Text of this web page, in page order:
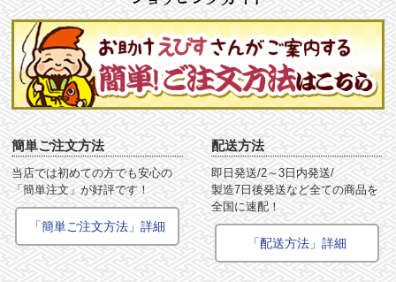
簡単ご注文方法
当店では初めての方でも安心の
「簡単注文」が好評です！
「簡単ご注文方法」詳細
配送方法
即日発送/2～3日内発送/
製造7日後発送など全ての商品を
全国に速配！
「配送方法」詳細